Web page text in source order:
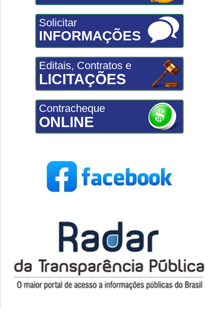
Solicitar
INFORMAÇÕES
Editais, Contratos e
LICITAÇÕES
Contracheque
ONLINE